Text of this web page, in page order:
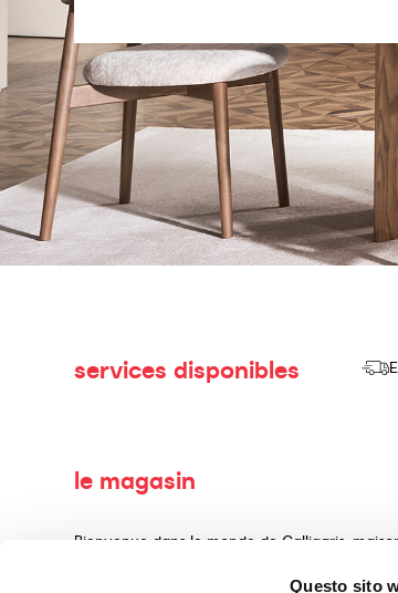
Questo sito
services disponibles
le magasin
Bienvenue dans le monde de Calligaris,
consacrons à la production et à la vente de